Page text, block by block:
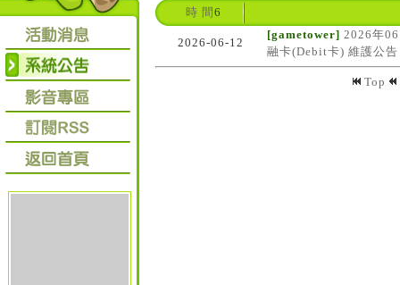
時 間 6
2026-06-12
[gametower] 2026年
融卡(Debit卡) 維護公告
Top